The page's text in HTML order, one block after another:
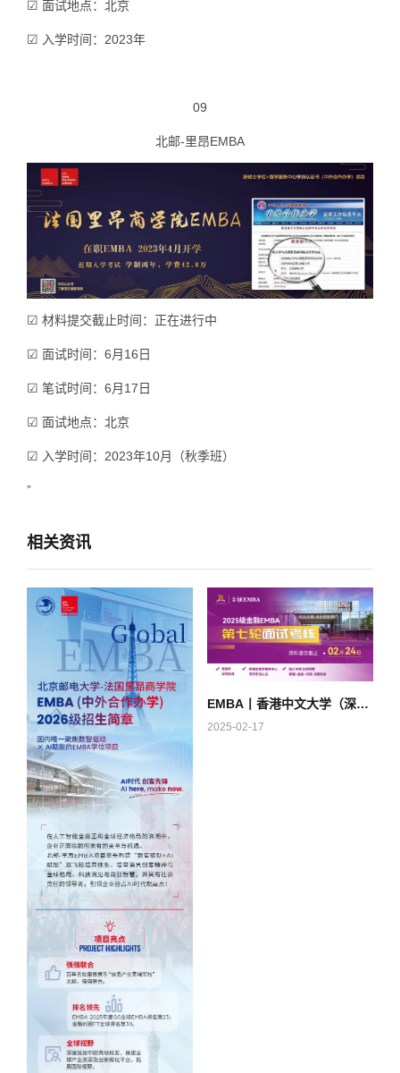
☑ 面试地点：北京
☑ 入学时间：2023年
09
北邮-里昂EMBA
☑ 材料提交截止时间：正在进行中
☑ 面试时间：6月16日
☑ 笔试时间：6月17日
☑ 面试地点：北京
☑ 入学时间：2023年10月（秋季班）
”
相关资讯
EMBA丨香港中文大学（深圳）金融EMBA2025级第七轮面试考核申请中！
2025-02-17